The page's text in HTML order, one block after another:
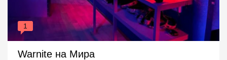
1
Warnite на Мира